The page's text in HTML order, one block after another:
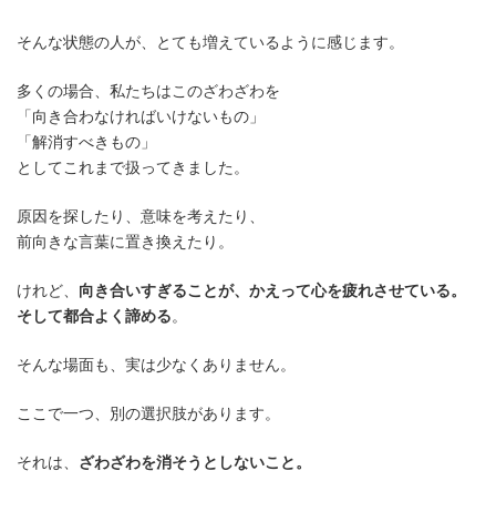
そんな状態の人が、とても増えているように感じます。
多くの場合、私たちはこのざわざわを
「向き合わなければいけないもの」
「解消すべきもの」
としてこれまで扱ってきました。
原因を探したり、意味を考えたり、
前向きな言葉に置き換えたり。
けれど、 向き合いすぎることが、かえって心を疲れさせている。
そして都合よく諦める。
そんな場面も、実は少なくありません。
ここで一つ、別の選択肢があります。
それは、 ざわざわを消そうとしないこと。